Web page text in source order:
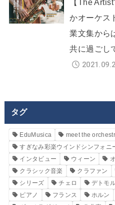
【The
かオーケス
業文集から
共に過ごし
タグ
EduMusica meet the
すぎなみ彩楽ウインドシンフォニ
インタビュー
ウィーン
クラシック音楽
クラファン
シリーズ
チェロ デトモ
ピアノ
フランス ホルン